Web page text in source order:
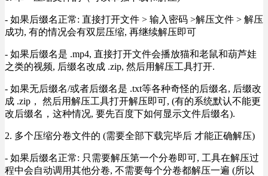
- 如果后缀名正常: 直接打开文件 > 输入密码 >解压文件 > 解压
成功, 有的情况会有双层压缩, 再继续解压即可
- 如果后缀名是 .mp4, 直接打开文件会播放猫和老鼠和葫芦娃
之类的视频, 后缀名改成 .zip, 然后用解压工具打开.
- 如果无后缀名/或者后缀名是 .txt等各种奇怪的后缀名, 后缀改
成 .zip， 然后用解压工具打开解压即可, (有的系统默认不能更
改后缀名，这种情况, 要先百度下如何显示文件后缀名).
2. 多个压缩分卷文件的 (需要全部下载完毕后 才能正确解压)
- 如果后缀名正常: 只需要解压第一个分卷即可, 工具在解压过
程中会自动调用其他分卷, 不需要每个分卷都解压一遍 (所以